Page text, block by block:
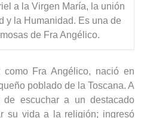
a la Virgen María, la unión
y la Humanidad. Es una de
de Fra Angélico.
Fra Angélico, nació en
poblado de la Toscana. A
de escuchar a un destacado
su vida a la religión; ingresó